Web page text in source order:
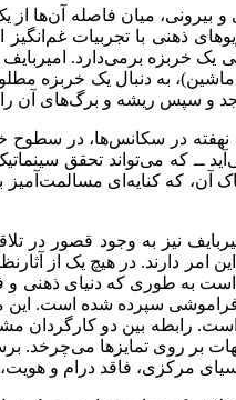
و بیرونی، میان فاصله آن‌ها
ذهنی با تجربیات
یک خربزه برمی‌دارد.
به دنبال یک خربزه
و سپس ریشه و برگ‌های آن را
در سکانس‌ها، در سطوح
ــ که می‌تواند تحقق
آن، که کنایه‌ای
امیربایف نیز به وجود قصور
است به طوری که دنیای ذهنی
رابطه بین دو کارگردان
بر روی تمایزها می‌چرخد.
مرکزی، فاقد درام و